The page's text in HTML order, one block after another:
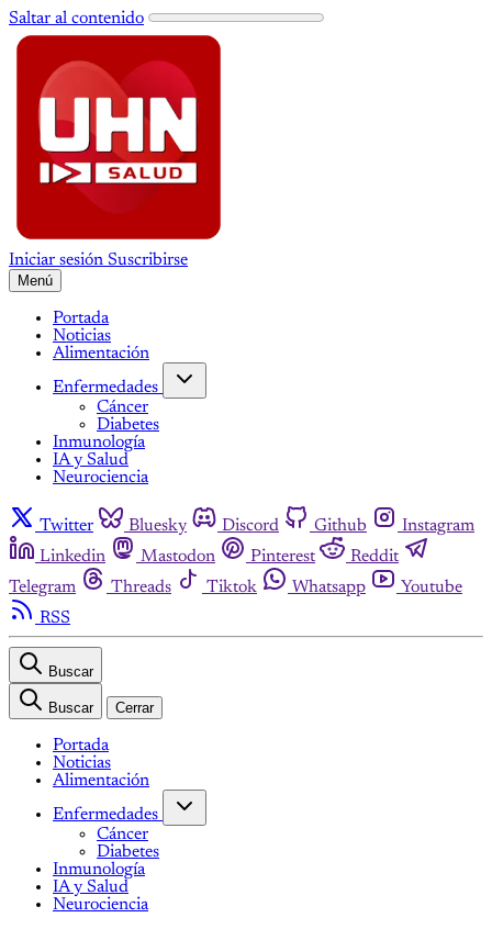
Saltar al contenido
Iniciar sesión Suscribirse
Menú
Portada
Noticias
Alimentación
Enfermedades
Cáncer
Diabetes
Inmunología
IA y Salud
Neurociencia
Twitter Bluesky Discord Github
Instagram
Linkedin
Mastodon Pinterest
Reddit
Telegram
Threads Tiktok Whatsapp
Youtube
RSS
Buscar
Buscar Cerrar
Portada
Noticias
Alimentación
Enfermedades
Cáncer
Diabetes
Inmunología
IA y Salud
Neurociencia